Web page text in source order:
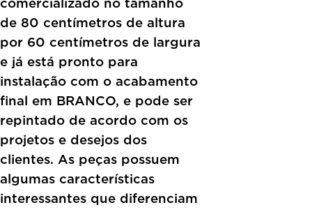
de 80 centímetros de altura
por 60 centímetros de largura
e já está pronto para
instalação com o acabamento
final em BRANCO, e pode ser
repintado de acordo com os
projetos e desejos dos
clientes. As peças possuem
algumas características
interessantes que diferenciam